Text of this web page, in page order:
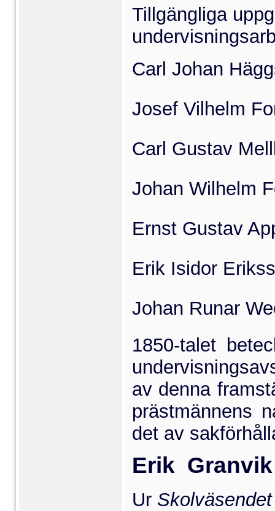
Tillgängliga
Carl Johan
Josef Vilhelm
Carl Gustav
Johan Wilhelm
Ernst Gustav
Erik Isidor
Johan Runar
1850-talet
av denna
prästmännens
det av
Erik Granvik
Ur